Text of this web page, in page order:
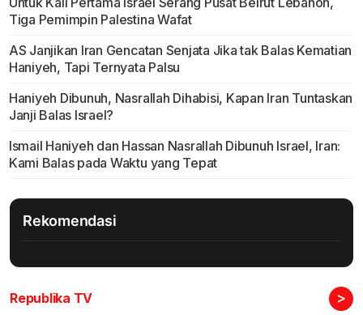
Tiga Pemimpin Palestina Wafat
AS Janjikan Iran Gencatan Senjata Jika tak Balas Kematian
Haniyeh, Tapi Ternyata Palsu
Haniyeh Dibunuh, Nasrallah Dihabisi, Kapan Iran Tuntaskan
Janji Balas Israel?
Ismail Haniyeh dan Hassan Nasrallah Dibunuh Israel, Iran:
Kami Balas pada Waktu yang Tepat
Rekomendasi
Republika TV >